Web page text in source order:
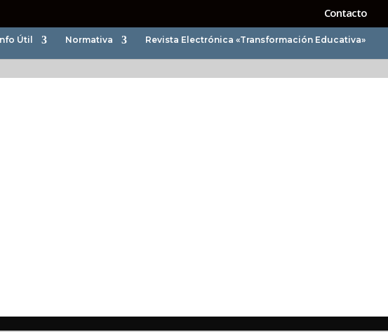
Contacto
Útil Normativa Revista Electrónica «Transformación Educativa»